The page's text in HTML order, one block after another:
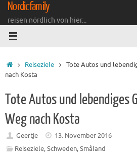
Zum
Inhalt
springen
Nordicfamily
reisen nördlich von hier...
Startseite
Reiseziele
Tote Autos und
nach Kosta
Tote Autos und lebendiges
Weg nach Kosta
Geertje
13. November 2016
Reiseziele,Schweden,Småland